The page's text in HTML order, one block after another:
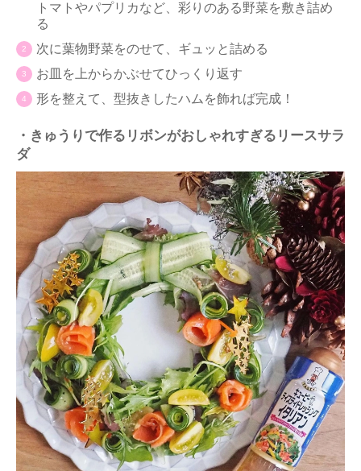
トマトやパプリカなど、彩りのある野菜を敷き詰め
る
次に葉物野菜をのせて、ギュッと詰める
お皿を上からかぶせてひっくり返す
形を整えて、型抜きしたハムを飾れば完成！
・きゅうりで作るリボンがおしゃれすぎるリースサラ
ダ